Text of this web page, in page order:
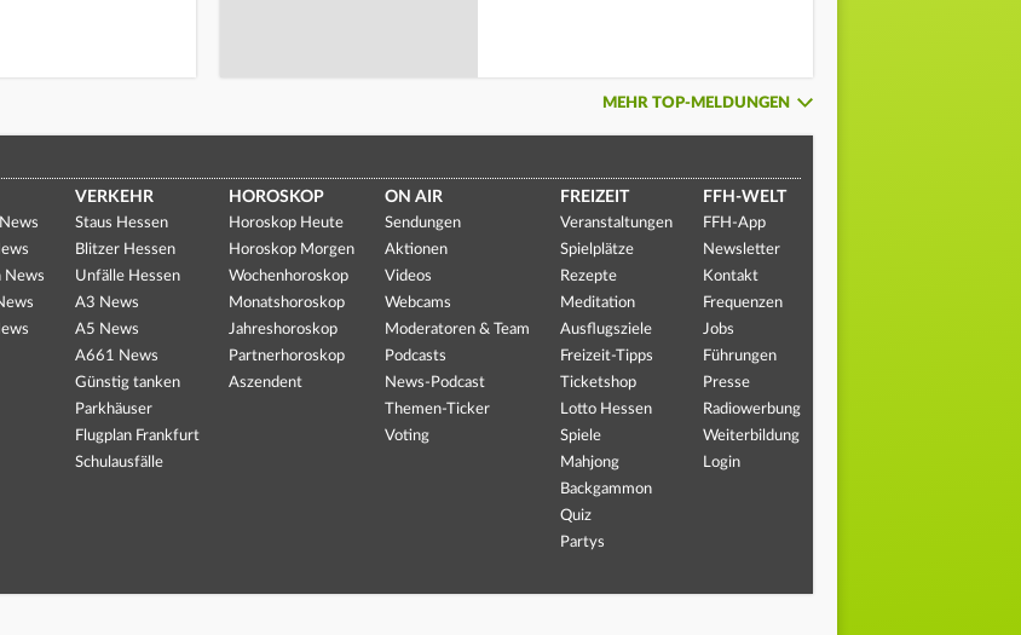
MEHR TOP-MELDUNGEN
News
VERKEHR
Staus Hessen
Blitzer Hessen
Unfälle Hessen
A3 News
A5 News
A661 News
Günstig tanken
Parkhäuser
Flugplan Frankfurt
Schulausfälle
HOROSKOP
Horoskop Heute
Horoskop Morgen
Wochenhoroskop
Monatshoroskop
Jahreshoroskop
Partnerhoroskop
Aszendent
ON AIR
Sendungen
Aktionen
Videos
Webcams
Moderatoren & Team
Podcasts
News-Podcast
Themen-Ticker
Voting
FREIZEIT
Veranstaltungen
Spielplätze
Rezepte
Meditation
Ausflugsziele
Freizeit-Tipps
Ticketshop
Lotto Hessen
Spiele
Mahjong
Backgammon
Quiz
Partys
FFH-WELT
FFH-App
Newsletter
Kontakt
Frequenzen
Jobs
Führungen
Presse
Radiowerbung
Weiterbildung
Login